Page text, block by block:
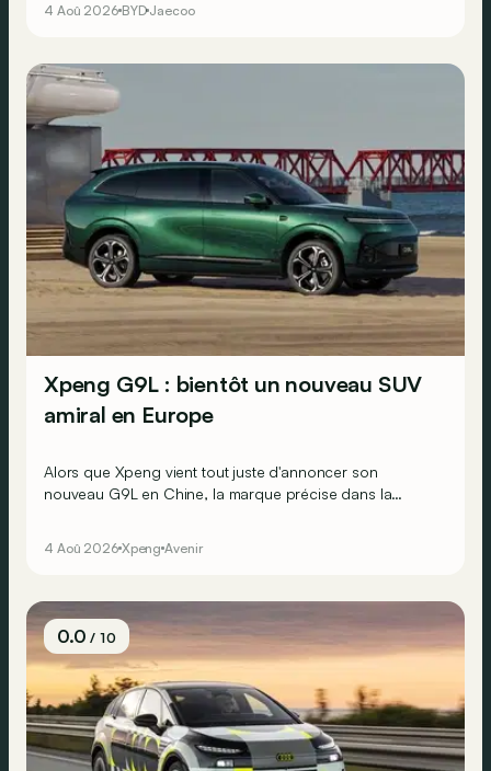
4 Aoû 2026 BYD Jaecoo
Xpeng G9L : bientôt un nouveau SUV
amiral en Europe
Alors que Xpeng vient tout juste d'annoncer son
nouveau G9L en Chine, la marque précise dans la
4 Aoû 2026 Xpeng Avenir
0.0/ 10